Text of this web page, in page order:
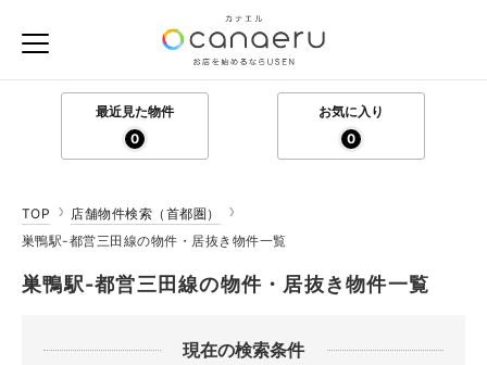
最近見た物件
0
お気に入り
0
TOP
店舗物件検索（首都圏）
巣鴨駅-都営三田線の物件・居抜き物件一覧
巣鴨駅-都営三田線の物件・居抜き物件一覧
現在の検索条件